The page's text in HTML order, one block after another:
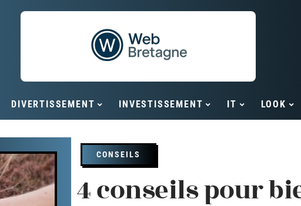
DIVERTISSEMENT INVESTISSEMENT IT LOOK
CONSEILS
4 conseils pour